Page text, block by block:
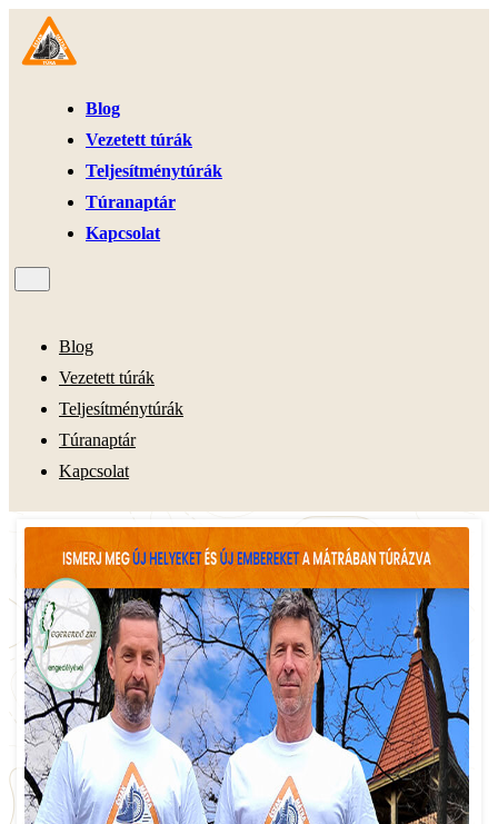
Blog
Vezetett túrák
Teljesítménytúrák
Túranaptár
Kapcsolat
Blog
Vezetett túrák
Teljesítménytúrák
Túranaptár
Kapcsolat